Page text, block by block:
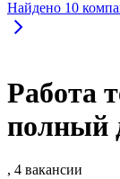
Найдено 10
Работа
полный
, 4 вакансии